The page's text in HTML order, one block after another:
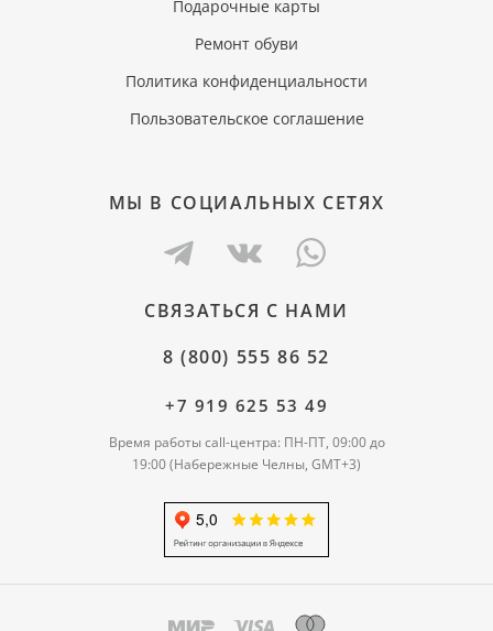
Подарочные карты
Ремонт обуви
Политика конфиденциальности
Пользовательское соглашение
МЫ В СОЦИАЛЬНЫХ СЕТЯХ
СВЯЗАТЬСЯ С НАМИ
8 (800) 555 86 52
+7 919 625 53 49
Время работы call-центра: ПН-ПТ, 09:00 до
19:00 (Набережные Челны, GMT+3)